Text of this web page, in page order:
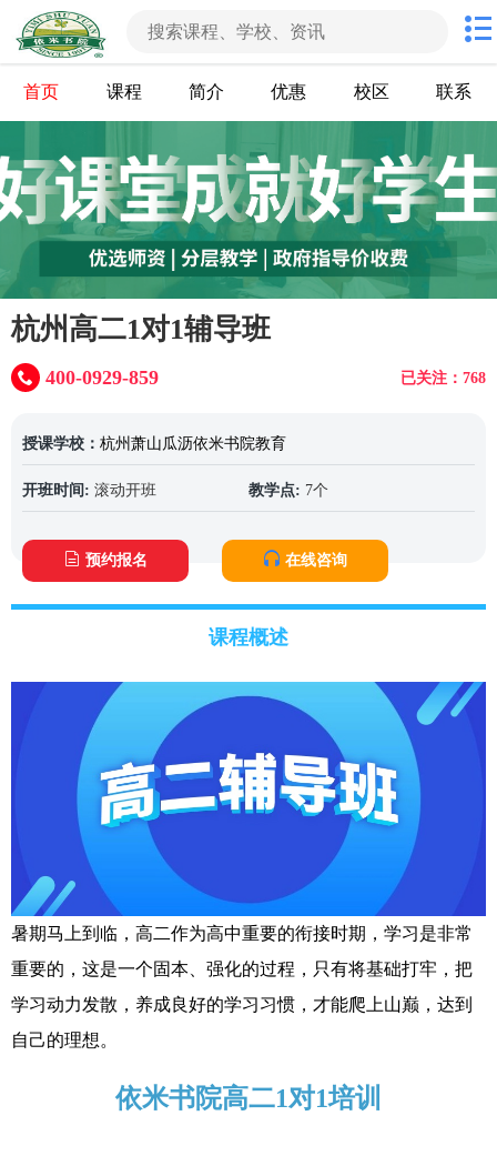
首页 课程 简介 优惠 校区 联系
杭州高二1对1辅导班
已关注：768
400-0929-859
授课学校： 杭州萧山瓜沥依米书院教育
开班时间: 滚动开班 教学点: 7个
预约报名 在线咨询
课程概述
暑期马上到临，高二作为高中重要的衔接时期，学习是非常
重要的，这是一个固本、强化的过程，只有将基础打牢，把
学习动力发散，养成良好的学习习惯，才能爬上山巅，达到
自己的理想。
依米书院高二1对1培训